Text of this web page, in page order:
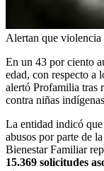
Alertan que violencia
En un 43 por ciento
edad, con respecto a
alertó Profamilia tras
contra niñas
La entidad indicó
abusos por parte de
Bienestar Familiar
15.369 solicitudes